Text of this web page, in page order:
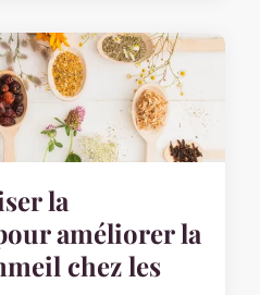
la
améliorer la
chez les